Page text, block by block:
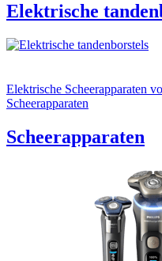
Elektrische
Elektrische Scheerapparaten
Scheerapparaten
Scheerapparaten